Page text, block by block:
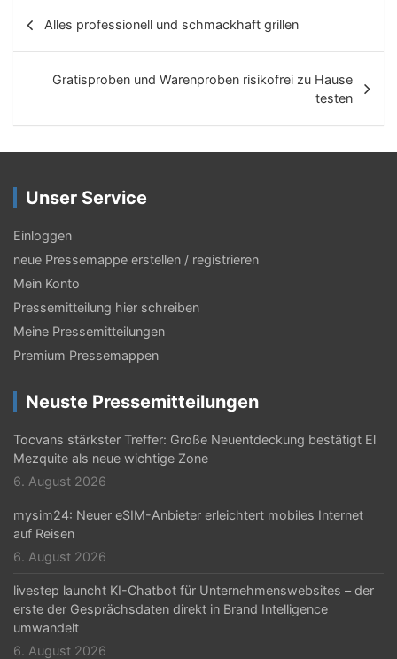
r
g
s
-
N
a
v
g
a
t
i
o
n
Alles professionell und schmackhaft grillen
Gratisproben und Warenproben risikofrei zu Hause
testen
Unser Service
Einloggen
neue Pressemappe erstellen / registrieren
Mein Konto
Pressemitteilung hier schreiben
Meine Pressemitteilungen
Premium Pressemappen
Neuste Pressemitteilungen
Tocvans stärkster Treffer: Große Neuentdeckung bestätigt El
Mezquite als neue wichtige Zone
6. August 2026
mysim24: Neuer eSIM-Anbieter erleichtert mobiles Internet
auf Reisen
6. August 2026
livestep launcht KI-Chatbot für Unternehmenswebsites – der
erste der Gesprächsdaten direkt in Brand Intelligence
umwandelt
6. August 2026